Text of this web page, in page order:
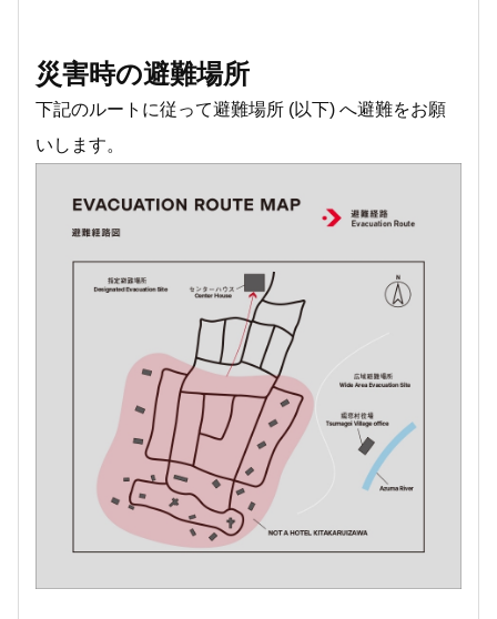
災害時の避難場所
下記のルートに従って避難場所 (以下) へ避難をお願
いします。